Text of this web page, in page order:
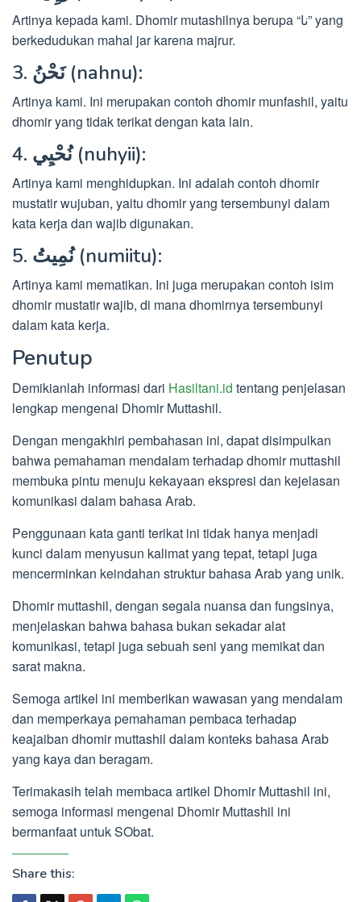
Artinya kepada kami. Dhomir mutashilnya berupa “نا” yang
berkedudukan mahal jar karena majrur.
3. نَحْنُ (nahnu):
Artinya kami. Ini merupakan contoh dhomir munfashil, yaitu
dhomir yang tidak terikat dengan kata lain.
4. نُحْيِي (nuhyii):
Artinya kami menghidupkan. Ini adalah contoh dhomir
mustatir wujuban, yaitu dhomir yang tersembunyi dalam
kata kerja dan wajib digunakan.
5. نُمِيتُ (numiitu):
Artinya kami mematikan. Ini juga merupakan contoh isim
dhomir mustatir wajib, di mana dhomirnya tersembunyi
dalam kata kerja.
Penutup
Demikianlah informasi dari Hasiltani.id tentang penjelasan
lengkap mengenai Dhomir Muttashil.
Dengan mengakhiri pembahasan ini, dapat disimpulkan
bahwa pemahaman mendalam terhadap dhomir muttashil
membuka pintu menuju kekayaan ekspresi dan kejelasan
komunikasi dalam bahasa Arab.
Penggunaan kata ganti terikat ini tidak hanya menjadi
kunci dalam menyusun kalimat yang tepat, tetapi juga
mencerminkan keindahan struktur bahasa Arab yang unik.
Dhomir muttashil, dengan segala nuansa dan fungsinya,
menjelaskan bahwa bahasa bukan sekadar alat
komunikasi, tetapi juga sebuah seni yang memikat dan
sarat makna.
Semoga artikel ini memberikan wawasan yang mendalam
dan memperkaya pemahaman pembaca terhadap
keajaiban dhomir muttashil dalam konteks bahasa Arab
yang kaya dan beragam.
Terimakasih telah membaca artikel Dhomir Muttashil ini,
semoga informasi mengenai Dhomir Muttashil ini
bermanfaat untuk SObat.
Share this: